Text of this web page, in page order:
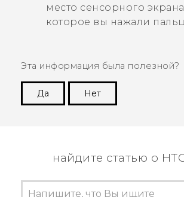
место сенсорного
которое вы нажали
Эта информация была полезной?
Да
Нет
найдите статью о